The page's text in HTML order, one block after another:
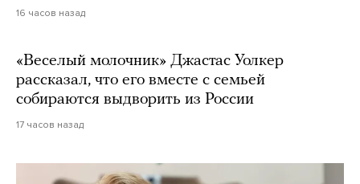
16 часов назад
«Веселый молочник» Джастас Уолкер
рассказал, что его вместе с семьей
собираются выдворить из России
17 часов назад